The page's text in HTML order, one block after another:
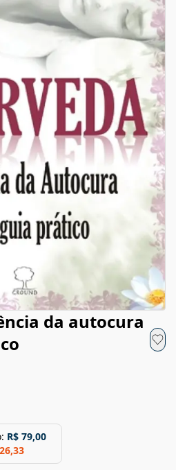
da autocura
R$ 79,00